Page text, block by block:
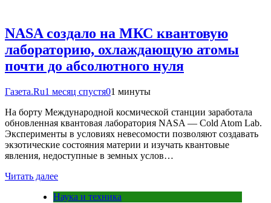
NASA создало на МКС квантовую
лабораторию, охлаждающую атомы
почти до абсолютного нуля
Газета.Ru1 месяц спустя01 минуты
На борту Международной космической станции заработала
обновленная квантовая лаборатория NASA — Cold Atom Lab.
Эксперименты в условиях невесомости позволяют создавать
экзотические состояния материи и изучать квантовые
явления, недоступные в земных услов…
Читать далее
Наука и техника